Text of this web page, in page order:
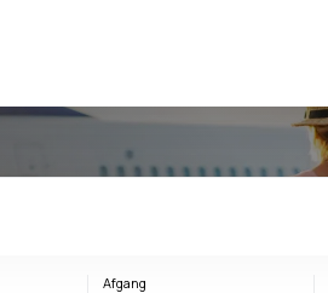
Afgang